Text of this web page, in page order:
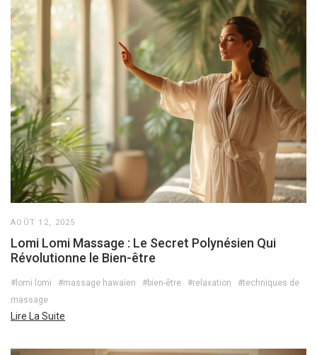
AOÛT 12, 2025
Lomi Lomi Massage : Le Secret Polynésien Qui
Révolutionne le Bien-être
#lomi lomi #massage hawaïen #bien-être #relaxation
#techniques de
massage
Lire La Suite